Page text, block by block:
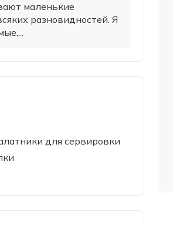
маленькие
разновидностей. Я
для сервировки